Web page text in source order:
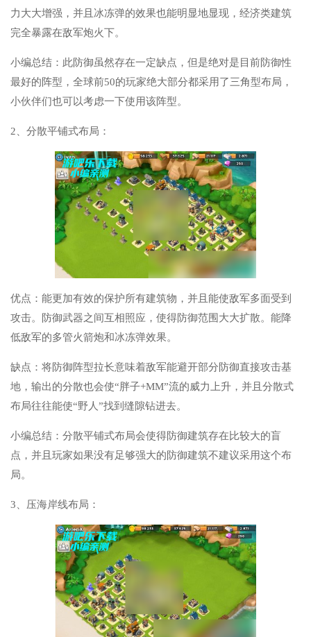
力大大增强，并且冰冻弹的效果也能明显地显现，经济类建筑
完全暴露在敌军炮火下。
小编总结：此防御虽然存在一定缺点，但是绝对是目前防御性
最好的阵型，全球前50的玩家绝大部分都采用了三角型布局，
小伙伴们也可以考虑一下使用该阵型。
2、分散平铺式布局：
优点：能更加有效的保护所有建筑物，并且能使敌军多面受到
攻击。防御武器之间互相照应，使得防御范围大大扩散。能降
低敌军的多管火箭炮和冰冻弹效果。
缺点：将防御阵型拉长意味着敌军能避开部分防御直接攻击基
地，输出的分散也会使“胖子+MM”流的威力上升，并且分散式
布局往往能使“野人”找到缝隙钻进去。
小编总结：分散平铺式布局会使得防御建筑存在比较大的盲
点，并且玩家如果没有足够强大的防御建筑不建议采用这个布
局。
3、压海岸线布局：